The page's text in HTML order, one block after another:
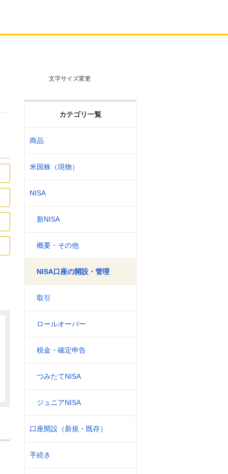
文字サイズ変更
カテゴリ一覧
商品
米国株（現物）
NISA
新NISA
概要・その他
NISA口座の開設・管理
取引
ロールオーバー
税金・確定申告
つみたてNISA
ジュニアNISA
口座開設（新規・既存）
手続き